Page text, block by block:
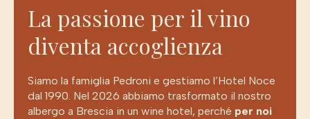
RISTORANTE
APPARTAMENTI
La passione per il vino
diventa accoglienza
Siamo la famiglia Pedroni e gestiamo l’Hotel Noce
dal 1990. Nel 2026 abbiamo trasformato il nostro
albergo a Brescia in un wine hotel, perché per noi